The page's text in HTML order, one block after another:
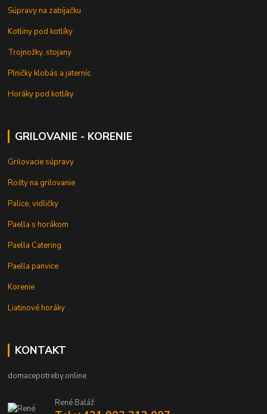
Súpravy na zabíjačku
Kotliny pod kotlíky
Trojnožky, stojany
Plničky klobás a jaterníc
Horáky pod kotlíky
GRILOVANIE - KORENIE
Grilovacie súpravy
Rošty na grilovanie
Palice, vidličky
Paella s horákom
Paella Catering
Paella panvice
Korenie
Liatinové horáky
KONTAKT
domacepotreby.online
René Baláž